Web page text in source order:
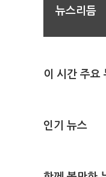
뉴스리듬
이 시간 주요
인기 뉴스